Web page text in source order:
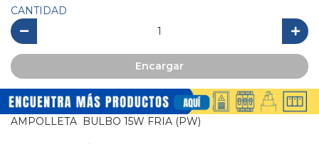
CANTIDAD
Encargar
AMPOLLETA BULBO 15W FRIA (PW)